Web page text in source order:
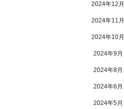
2024年12月
2024年11月
2024年10月
2024年9月
2024年8月
2024年6月
2024年5月